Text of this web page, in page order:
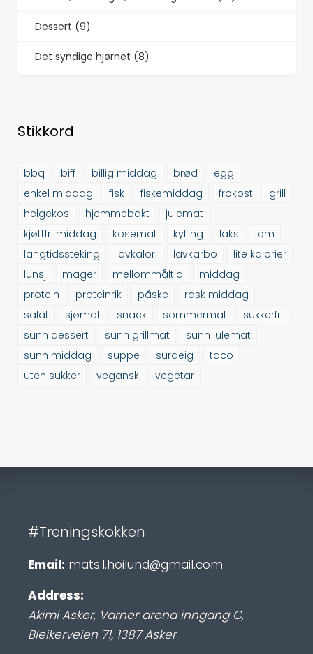
Dessert (9)
Det syndige hjørnet (8)
Stikkord
bbq biff billig middag brød
egg
enkel middag
fisk fiskemiddag frokost
grill
helgekos
hjemmebakt
julemat
kjøttfri middag
kosemat kylling laks
lam
langtidssteking
lavkalori lavkarbo
lite kalorier
lunsj
mager mellommåltid
middag
protein
proteinrik påske
rask middag
salat
sjømat snack sommermat
sukkerfri
sunn dessert
sunn grillmat
sunn julemat
sunn middag
suppe surdeig
taco
uten sukker
vegansk vegetar
#Treningskokken
Email: mats.l.hoilund@gmail.com
Address:
Akimi Asker, Varner arena inngang C,
Bleikerveien 71, 1387 Asker